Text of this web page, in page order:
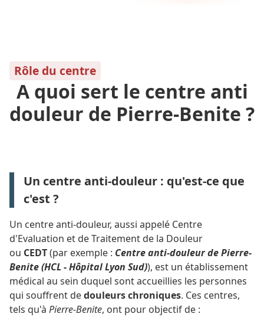
Rôle du centre
A quoi sert le centre anti
douleur de Pierre-Benite ?
Un centre anti-douleur : qu'est-ce que
c'est ?
Un centre anti-douleur, aussi appelé Centre
d'Evaluation et de Traitement de la Douleur
ou CEDT(par exemple : Centre anti-douleur de Pierre-
Benite (HCL - Hôpital Lyon Sud)), est un établissement
médical au sein duquel sont accueillies les personnes
qui souffrent dedouleurs chroniques. Ces centres,
tels qu'à Pierre-Benite, ont pour objectif de :